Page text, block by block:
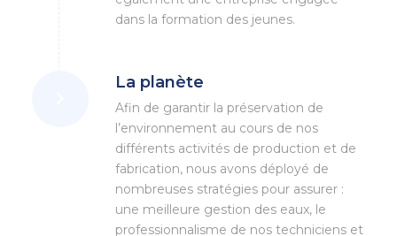
dans la formation des jeunes.
La planète
Afin de garantir la préservation de
l’environnement au cours de nos
différents activités de production et de
fabrication, nous avons déployé de
nombreuses stratégies pour assurer :
une meilleure gestion des eaux, le
professionnalisme de nos techniciens et